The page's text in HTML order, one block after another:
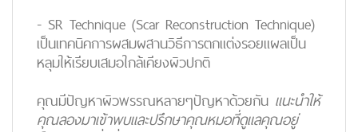
- SR Technique (Scar Reconstruction Technique)
เป็นเทคนิคการผสมผสานวิธีการตกแต่งรอยแผลเป็น
หลุมให้เรียบเสมอใกล้เคียงผิวปกติ
คุณมีปัญหาผิวพรรณหลายๆปัญหาด้วยกัน แนะนำให้
คุณลองมาเข้าพบและปรึกษาคุณหมอที่ดูแลคุณอยู่